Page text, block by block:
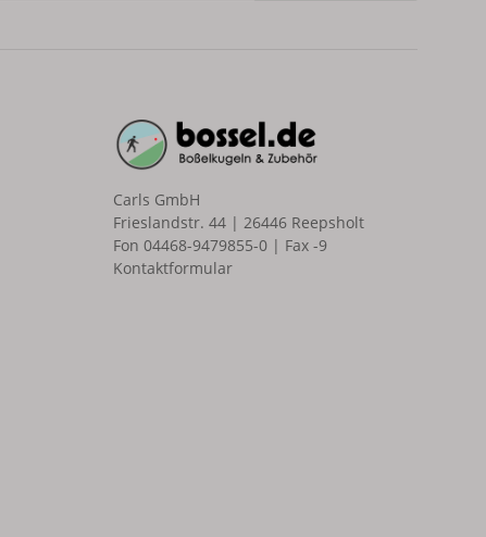
Carls GmbH
Frieslandstr. 44 | 26446 Reepsholt
Fon 04468-9479855-0 | Fax -9
Kontaktformular